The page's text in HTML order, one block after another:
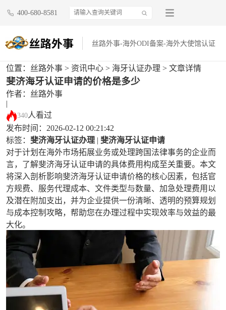
400-680-8581
丝路外事-海外ODI备案-海外大使馆认证
位置： 丝路外事 > 资讯中心 > 海牙认证办理 > 文章详情
斐济海牙认证申请的价格是多少
作者：丝路外事
|
340人看过
发布时间：2026-02-12 00:21:42
标签： 斐济海牙认证办理 | 斐济海牙认证申请
对于计划在海外市场拓展业务或处理跨国法律事务的企业而
言，了解斐济海牙认证申请的具体费用构成至关重要。本文
将深入剖析影响斐济海牙认证申请价格的核心因素，包括官
方规费、服务代理成本、文件类型与数量、加急处理费用以
及潜在附加支出，并为企业提供一份清晰、透明的预算规划
与成本控制攻略，帮助您在办理过程中实现效率与效益的最
大化。